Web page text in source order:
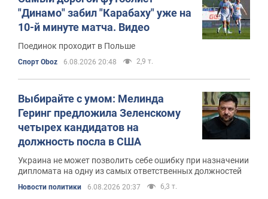
"Динамо" забил "Карабаху" уже на
10-й минуте матча. Видео
Поединок проходит в Польше
Спорт Oboz 6.08.2026 20:48 2,9 т.
Выбирайте с умом: Мелинда
Геринг предложила Зеленскому
четырех кандидатов на
должность посла в США
Украина не может позволить себе ошибку при назначении
дипломата на одну из самых ответственных должностей
Новости политики 6.08.2026 20:37 6,3 т.